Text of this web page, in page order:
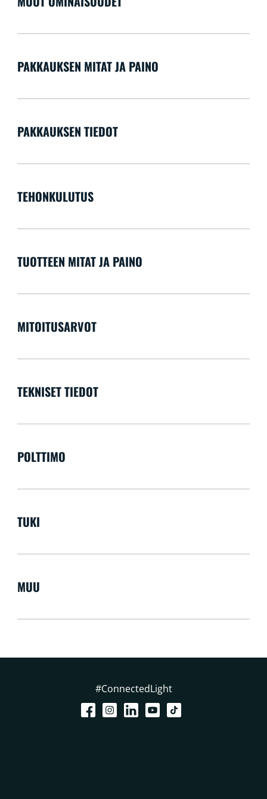
PAKKAUKSEN MITAT JA PAINO
PAKKAUKSEN TIEDOT
TEHONKULUTUS
TUOTTEEN MITAT JA PAINO
MITOITUSARVOT
TEKNISET TIEDOT
POLTTIMO
TUKI
MUU
#ConnectedLight